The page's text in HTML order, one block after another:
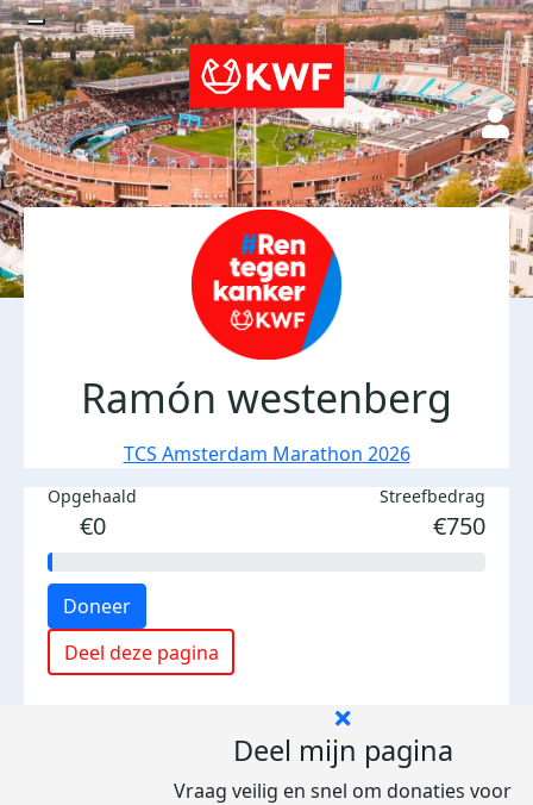
Ramón westenberg
TCS Amsterdam Marathon 2026
Opgehaald
€0
Streefbedrag
€750
Doneer
Deel deze pagina
Deel mijn pagina
Vraag veilig en snel om donaties voor